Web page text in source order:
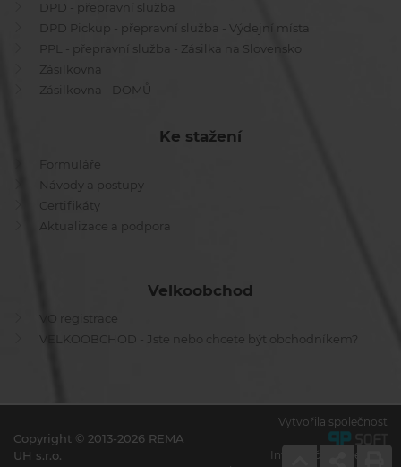
DPD - přepravní služba
DPD Pickup - přepravní služba - Výdejní místa
PPL - přepravní služba - Zásilka na Slovensko
Zásilkovna
Zásilkovna - DOMŮ
Ke stažení
Formuláře
Návody a postupy
Certifikáty
Aktualizace a podpora
Velkoobchod
VO registrace
VELKOOBCHOD - Jste nebo chcete být obchodníkem?
Copyright © 2013-2026 REMA
UH s.r.o.
Vytvořila společnost
Informační systémy a